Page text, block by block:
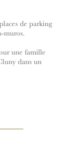
de parking
muros.
une famille
dans un